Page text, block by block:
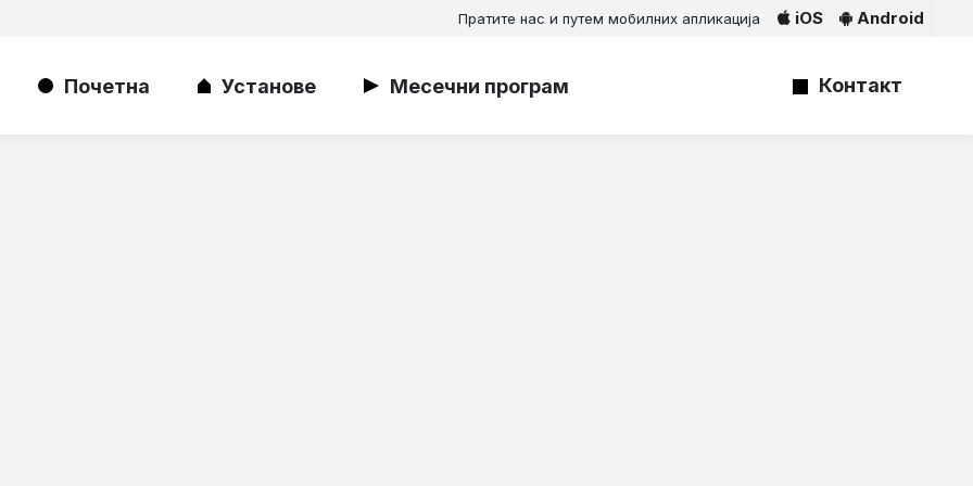
Пратите нас и путем мобилних апликација Android
iOS
Почетна Установе Месечни програм Контакт